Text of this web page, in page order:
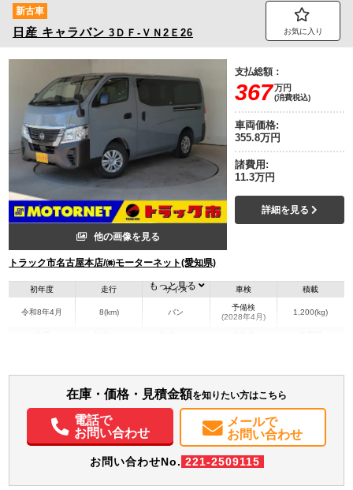
新古車
日産 キャラバン 3ＤＦ-ＶＮ2Ｅ26 お気に入り
他の画像を見る
トラック市名古屋本店/㈱モーターネット(愛知県)
支払総額：
367万円
(消費税込)
車両価格:
355.8万円
諸費用:
11.3万円
詳細を見る
初年度
令和8年4月
走行
8(km)
サイズ
バン
車検
予備検
(2028年4月)
積載
1,200(kg)
装備情報
パワステ パワーウィンドウ エアバッグ 集中ドアロック
もっと見る
在庫・価格・見積金額を知りたい方はこちら
電話で
お問い合わせ
メールで
お問い合わせ
お問い合わせNo. 221-2509115